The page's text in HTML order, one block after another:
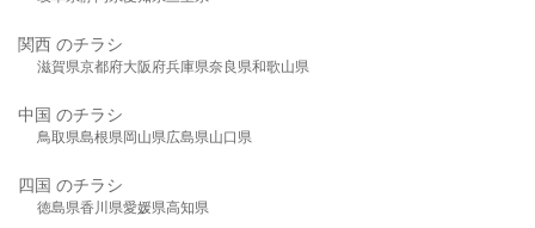
関西 のチラシ
滋賀県京都府大阪府兵庫県奈良県和歌山県
中国 のチラシ
鳥取県島根県岡山県広島県山口県
四国 のチラシ
徳島県香川県愛媛県高知県